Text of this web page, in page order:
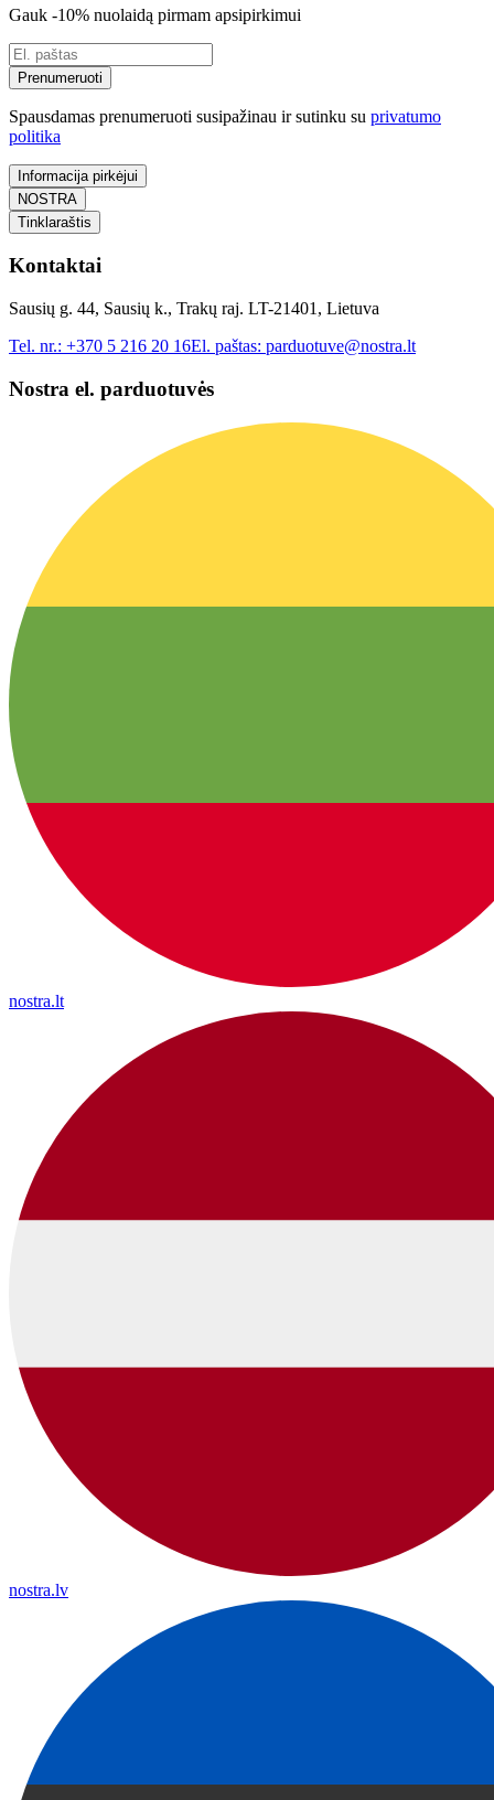
Gauk -10% nuolaidą pirmam apsipirkimui
Prenumeruoti
Spausdamas prenumeruoti susipažinau ir sutinku su privatumo
politika
Informacija pirkėjui
NOSTRA
Tinklaraštis
Kontaktai
Sausių g. 44, Sausių k., Trakų raj. LT-21401, Lietuva
Tel. nr.: +370 5 216 20 16El. paštas: parduotuve@nostra.lt
Nostra el. parduotuvės
nostra.lt
nostra.lv